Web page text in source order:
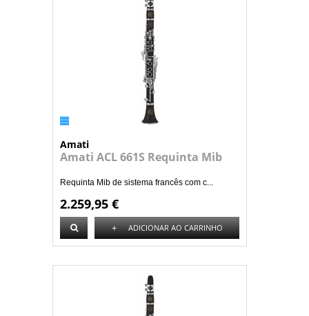
Amati
Amati ACL 661S Requinta Mib
Requinta Mib de sistema francês com c...
2.259,95 €
+ ADICIONAR AO CARRINHO